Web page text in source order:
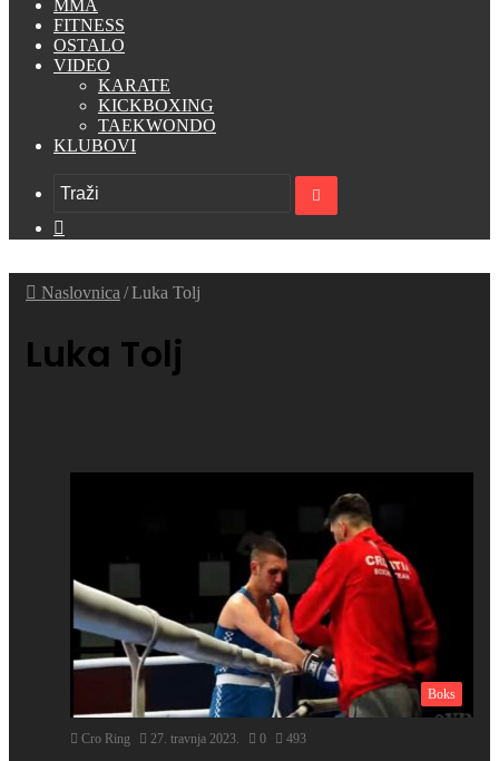
MMA
FITNESS
OSTALO
VIDEO
KARATE
KICKBOXING
TAEKWONDO
KLUBOVI
Traži
skin
Naslovnica /Luka Tolj
Luka Tolj
Boks
Cro Ring 27. travnja 2023. 0 493